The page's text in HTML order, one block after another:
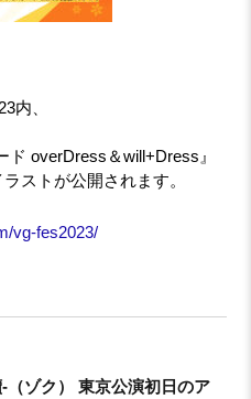
内、
ド overDress＆will+Dress』
ストが公開されます。
vg-fes2023/
ゾク） 東京公演初日のア